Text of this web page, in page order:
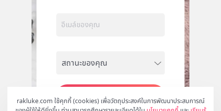
rakluke.com ใช้คุกกี้ (cookies) เพื่อวัตถุประสงค์ในการพัฒนาประสบการณ์
สมัคร